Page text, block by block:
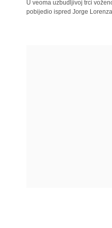
U veoma uzbudljivoj trci
pobijedio ispred Jorge